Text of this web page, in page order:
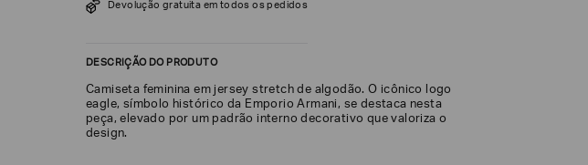
Devolução gratuita em todos os pedidos
DESCRIÇÃO DO PRODUTO
Camiseta feminina em jersey stretch de algodão. O icônico logo
eagle, símbolo histórico da Emporio Armani, se destaca nesta
peça, elevado por um padrão interno decorativo que valoriza o
design.